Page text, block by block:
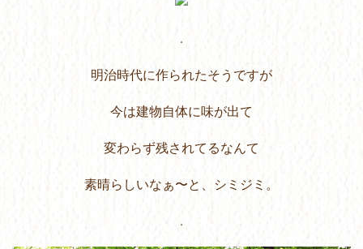
.
明治時代に作られたそうですが
今は建物自体に味が出て
変わらず残されてるなんて
素晴らしいなぁ〜と、シミジミ。
.